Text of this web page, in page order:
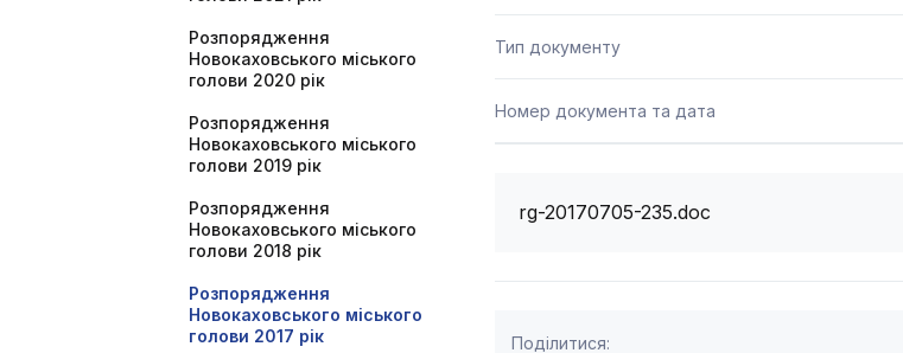
Розпорядження
Новокаховського міського
голови 2020 рік
Розпорядження
Новокаховського міського
голови 2019 рік
Розпорядження
Новокаховського міського
голови 2018 рік
Розпорядження
Новокаховського міського
голови 2017 рік
Тип документу
Номер документа та дата
rg-20170705-235.doc
Поділитися: